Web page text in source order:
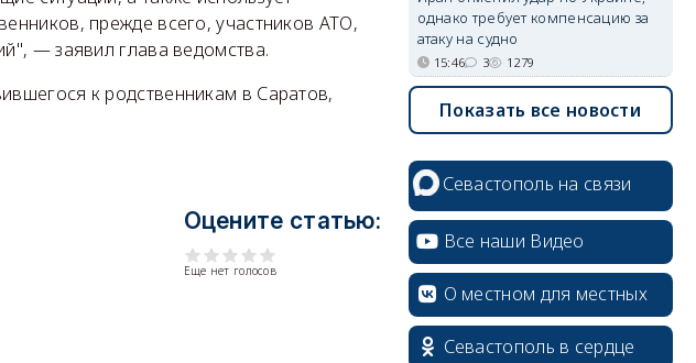
прежде всего, участников АТО,
— заявил глава ведомства.
к родственникам в Саратов,
Оцените статью:
Еще нет голосов
однако требует компенсацию за
атаку на судно
15:46 3 1279
Показать все новости
Севастополь на связи
Все наши Видео
О местном для местных
Севастополь в сердце